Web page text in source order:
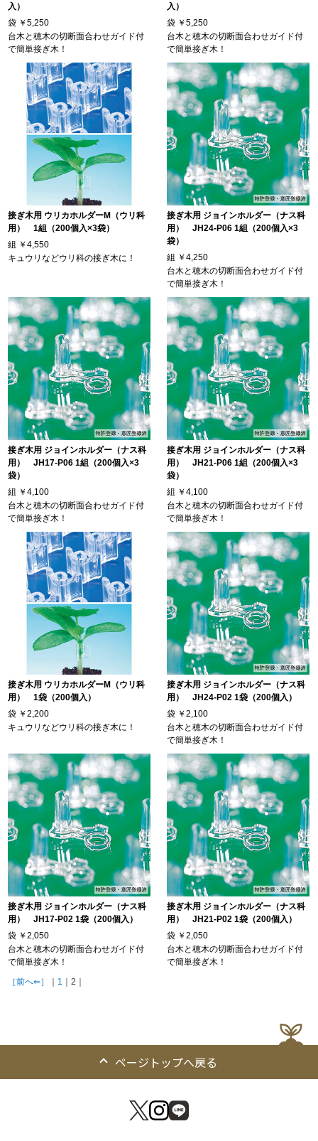
入）
袋 ￥5,250
台木と穂木の切断面合わせガイド付
で簡単接ぎ木！
入）
袋 ￥5,250
台木と穂木の切断面合わせガイド付
で簡単接ぎ木！
接ぎ木用 ウリカホルダーM（ウリ科
用） 1組（200個入×3袋）
組 ￥4,550
キュウリなどウリ科の接ぎ木に！
接ぎ木用 ジョインホルダー（ナス科
用） JH24-P06 1組（200個入×3
袋）
組 ￥4,250
台木と穂木の切断面合わせガイド付
で簡単接ぎ木！
接ぎ木用 ジョインホルダー（ナス科
用） JH17-P06 1組（200個入×3
袋）
組 ￥4,100
台木と穂木の切断面合わせガイド付
で簡単接ぎ木！
接ぎ木用 ジョインホルダー（ナス科
用） JH21-P06 1組（200個入×3
袋）
組 ￥4,100
台木と穂木の切断面合わせガイド付
で簡単接ぎ木！
接ぎ木用 ウリカホルダーM（ウリ科
用） 1袋（200個入）
袋 ￥2,200
キュウリなどウリ科の接ぎ木に！
接ぎ木用 ジョインホルダー（ナス科
用） JH24-P02 1袋（200個入）
袋 ￥2,100
台木と穂木の切断面合わせガイド付
で簡単接ぎ木！
接ぎ木用 ジョインホルダー（ナス科
用） JH17-P02 1袋（200個入）
袋 ￥2,050
台木と穂木の切断面合わせガイド付
で簡単接ぎ木！
接ぎ木用 ジョインホルダー（ナス科
用） JH21-P02 1袋（200個入）
袋 ￥2,050
台木と穂木の切断面合わせガイド付
で簡単接ぎ木！
［前へ⇐］
1 ｜2｜
ページトップへ戻る